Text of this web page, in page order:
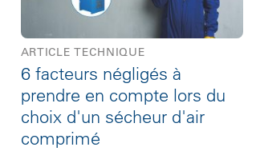
ARTICLE TECHNIQUE
6 facteurs négligés à
prendre en compte lors du
choix d'un sécheur d'air
comprimé